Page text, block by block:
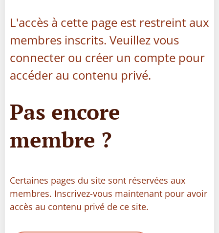
L'accès à cette page est restreint aux
membres inscrits. Veuillez vous
connecter ou créer un compte pour
accéder au contenu privé.
Pas encore
membre ?
Certaines pages du site sont réservées aux
membres. Inscrivez-vous maintenant pour avoir
accès au contenu privé de ce site.